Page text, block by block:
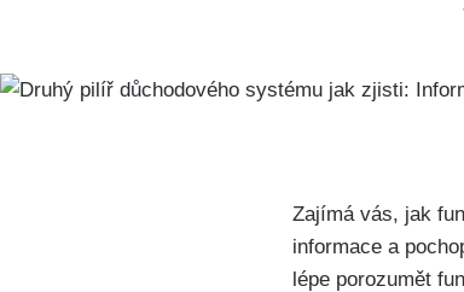
Zajímá vás, jak
informace a
lépe porozumět